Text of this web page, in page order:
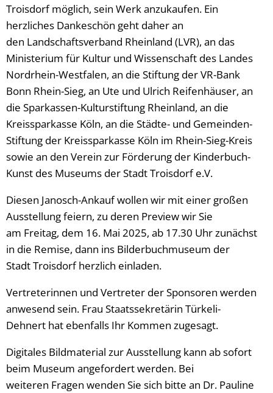
Troisdorf möglich, sein Werk anzukaufen. Ein
herzliches Dankeschön geht daher an
den Landschaftsverband Rheinland (LVR), an das
Ministerium für Kultur und Wissenschaft des Landes
Nordrhein-Westfalen, an die Stiftung der VR-Bank
Bonn Rhein-Sieg, an Ute und Ulrich Reifenhäuser, an
die Sparkassen-Kulturstiftung Rheinland, an die
Kreissparkasse Köln, an die Städte- und Gemeinden-
Stiftung der Kreissparkasse Köln im Rhein-Sieg-Kreis
sowie an den Verein zur Förderung der Kinderbuch-
Kunst des Museums der Stadt Troisdorf e.V.
Diesen Janosch-Ankauf wollen wir mit einer großen
Ausstellung feiern, zu deren Preview wir Sie
am Freitag, dem 16. Mai 2025, ab 17.30 Uhr zunächst
in die Remise, dann ins Bilderbuchmuseum der
Stadt Troisdorf herzlich einladen.
Vertreterinnen und Vertreter der Sponsoren werden
anwesend sein. Frau Staatssekretärin Türkeli-
Dehnert hat ebenfalls Ihr Kommen zugesagt.
Digitales Bildmaterial zur Ausstellung kann ab sofort
beim Museum angefordert werden. Bei
weiteren Fragen wenden Sie sich bitte an Dr. Pauline